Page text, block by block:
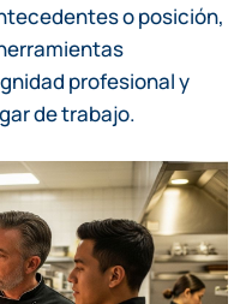
o posición,
profesional y
de trabajo.